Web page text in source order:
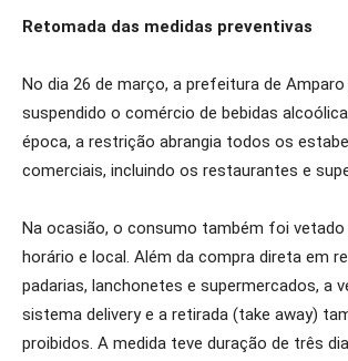
Retomada das medidas preventivas
No dia 26 de março, a prefeitura de Amparo
suspendido o comércio de bebidas
época, a restrição abrangia todos os
comerciais, incluindo os restaurantes e
Na ocasião, o consumo também foi vetado
horário e local. Além da compra direta em
padarias, lanchonetes e supermercados, a
sistema delivery e a retirada (take away)
proibidos. A medida teve duração de três